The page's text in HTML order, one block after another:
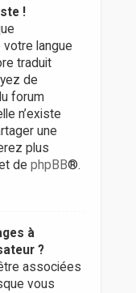
!
votre langue
traduit
de
forum
n’existe
une
plus
de phpBB®.
à
?
associées
vous